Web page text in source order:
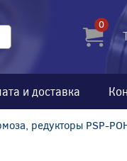
0
и доставка
редукторы PSP-